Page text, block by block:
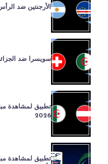
الأرجنتين ضد
سويسرا ضد الجزائر
تطبيق لمشاهدة
2026
تطبيق لمشاهدة